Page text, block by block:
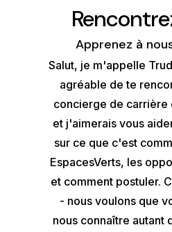
Apprenez à
Salut, je m'appelle
agréable de te
concierge de carrière
et j'aimerais vous
sur ce que c'est
EspacesVerts, les
et comment postuler.
- nous voulons que
nous connaître autant